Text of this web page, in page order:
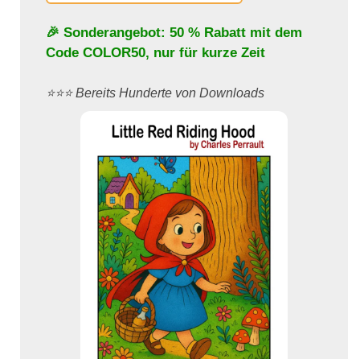
🎉 Sonderangebot: 50 % Rabatt mit dem
Code COLOR50, nur für kurze Zeit
⭐️⭐️⭐️ Bereits Hunderte von Downloads